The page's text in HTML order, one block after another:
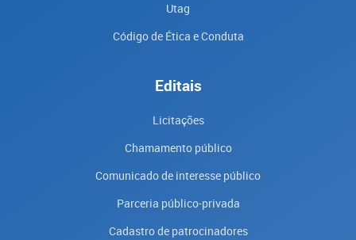
Utag
Código de Ética e Conduta
Editais
Licitações
Chamamento público
Comunicado de interesse público
Parceria público-privada
Cadastro de patrocinadores